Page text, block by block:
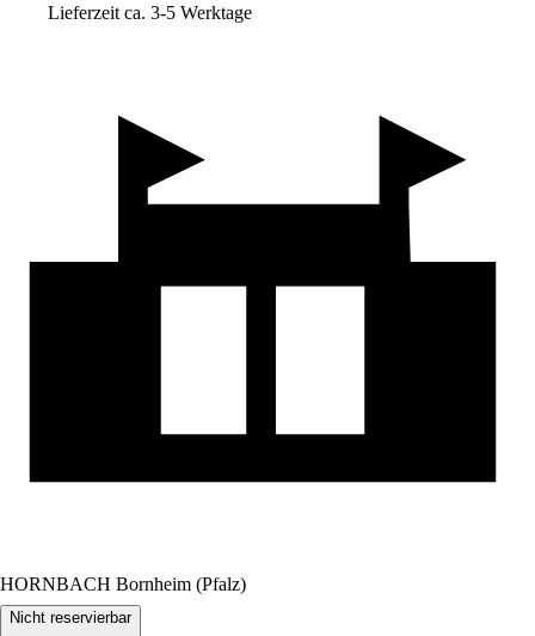
Lieferzeit ca. 3-5 Werktage
HORNBACH Bornheim (Pfalz)
Nicht reservierbar